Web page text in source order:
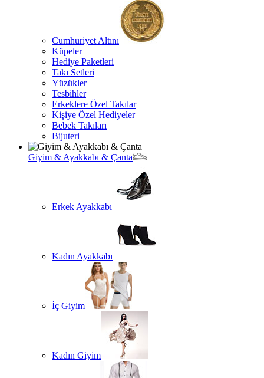
Cumhuriyet Altını
Küpeler
Hediye Paketleri
Takı Setleri
Yüzükler
Tesbihler
Erkeklere Özel Takılar
Kişiye Özel Hediyeler
Bebek Takıları
Bijuteri
Giyim & Ayakkabı & Çanta
Erkek Ayakkabı
Kadın Ayakkabı
İç Giyim
Kadın Giyim